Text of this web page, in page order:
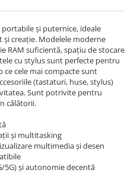
și puternice, ideale
creație. Modelele moderne
RAM suficientă, spațiu de stocare
cu stylus sunt perfecte pentru
cele mai compacte sunt
(tastaturi, huse, stylus)
Sunt potrivite pentru
călătorii.
și multitasking
multimedia și desen
5G) și autonomie decentă